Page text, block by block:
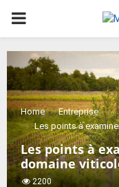
PRIMARY
MENU
Home
Entreprise
Les points à
Les points à
domaine
2200